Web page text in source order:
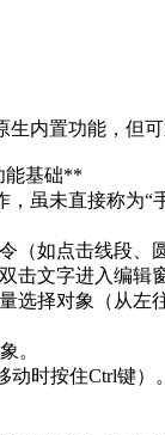
生内置功能，但
能基础**
虽未直接称为“
（如点击线段、
文字进入编辑
择对象（从左
。
时按住Ctrl键）。